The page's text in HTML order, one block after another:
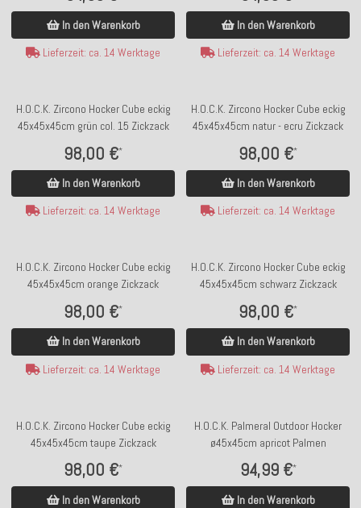
In den Warenkorb
Lieferzeit: ca. 14 Werktage
In den Warenkorb
Lieferzeit: ca. 14 Werktage
H.O.C.K. Zircono Hocker Cube eckig
45x45x45cm grün col. 15 Zickzack
98,00 €*
In den Warenkorb
Lieferzeit: ca. 14 Werktage
H.O.C.K. Zircono Hocker Cube eckig
45x45x45cm natur - ecru Zickzack
98,00 €*
In den Warenkorb
Lieferzeit: ca. 14 Werktage
H.O.C.K. Zircono Hocker Cube eckig
45x45x45cm orange Zickzack
98,00 €*
In den Warenkorb
Lieferzeit: ca. 14 Werktage
H.O.C.K. Zircono Hocker Cube eckig
45x45x45cm schwarz Zickzack
98,00 €*
In den Warenkorb
Lieferzeit: ca. 14 Werktage
H.O.C.K. Zircono Hocker Cube eckig
45x45x45cm taupe Zickzack
98,00 €*
In den Warenkorb
H.O.C.K. Palmeral Outdoor Hocker
ø45x45cm apricot Palmen
94,99 €*
In den Warenkorb